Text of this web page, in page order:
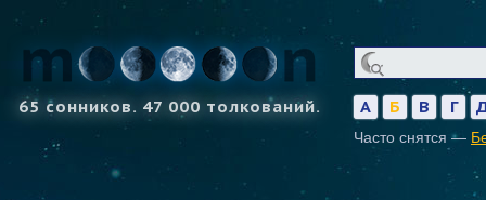
65 сонников. 47 000 толкований. А Б В Г
Часто снятся —